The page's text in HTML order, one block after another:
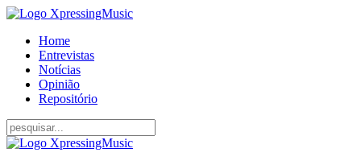
Home
Entrevistas
Notícias
Opinião
Repositório